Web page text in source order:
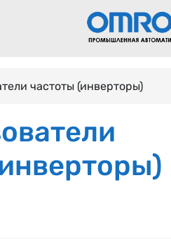
частоты (инверторы)